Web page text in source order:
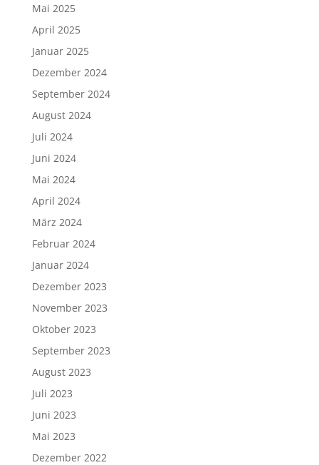
Mai 2025
April 2025
Januar 2025
Dezember 2024
September 2024
August 2024
Juli 2024
Juni 2024
Mai 2024
April 2024
März 2024
Februar 2024
Januar 2024
Dezember 2023
November 2023
Oktober 2023
September 2023
August 2023
Juli 2023
Juni 2023
Mai 2023
Dezember 2022